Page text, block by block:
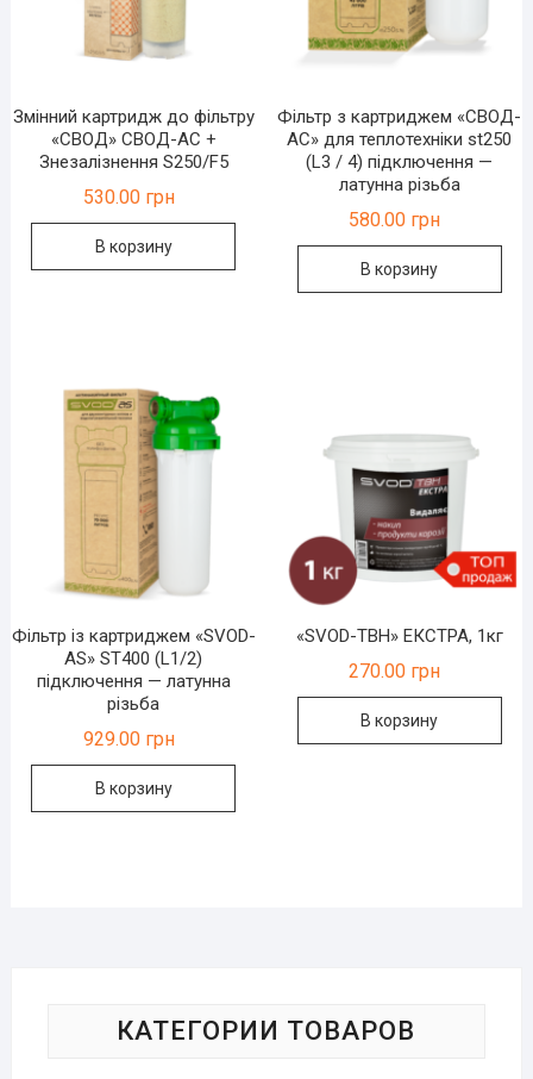
Змінний картридж до фільтру
«СВОД» СВОД-АС +
Знезалізнення S250/F5
530.00 грн
В корзину
Фільтр з картриджем «СВОД-
АС» для теплотехніки st250
(L3 / 4) підключення —
латунна різьба
580.00 грн
В корзину
Фільтр із картриджем «SVOD-
AS» ST400 (L1/2)
підключення — латунна
різьба
929.00 грн
В корзину
«SVOD-ТВН» ЕКСТРА, 1кг
270.00 грн
В корзину
КАТЕГОРИИ ТОВАРОВ